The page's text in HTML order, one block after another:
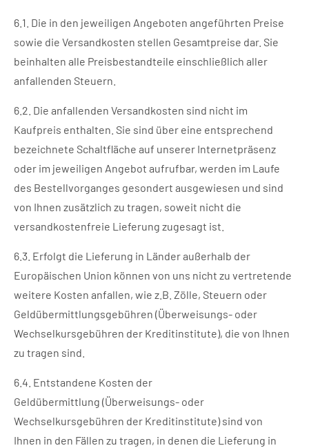
6.1. Die in den jeweiligen Angeboten angeführten Preise
sowie die Versandkosten stellen Gesamtpreise dar. Sie
beinhalten alle Preisbestandteile einschließlich aller
anfallenden Steuern.
6.2. Die anfallenden Versandkosten sind nicht im
Kaufpreis enthalten. Sie sind über eine entsprechend
bezeichnete Schaltfläche auf unserer Internetpräsenz
oder im jeweiligen Angebot aufrufbar, werden im Laufe
des Bestellvorganges gesondert ausgewiesen und sind
von Ihnen zusätzlich zu tragen, soweit nicht die
versandkostenfreie Lieferung zugesagt ist.
6.3. Erfolgt die Lieferung in Länder außerhalb der
Europäischen Union können von uns nicht zu vertretende
weitere Kosten anfallen, wie z.B. Zölle, Steuern oder
Geldübermittlungsgebühren (Überweisungs- oder
Wechselkursgebühren der Kreditinstitute), die von Ihnen
zu tragen sind.
6.4. Entstandene Kosten der
Geldübermittlung (Überweisungs- oder
Wechselkursgebühren der Kreditinstitute) sind von
Ihnen in den Fällen zu tragen, in denen die Lieferung in